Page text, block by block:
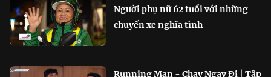
Người phụ nữ 62 tuổi với những
chuyến xe nghĩa tình
Running Man - Chạy Ngay Đi | Tập